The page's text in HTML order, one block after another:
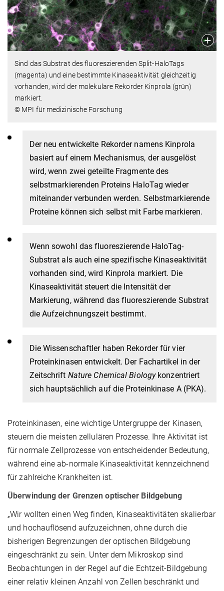
Sind das Substrat des fluoreszierenden Split-HaloTags
(magenta) und eine bestimmte Kinaseaktivität gleichzeitig
vorhanden, wird der molekulare Rekorder Kinprola (grün)
markiert.
© MPI für medizinische Forschung
Der neu entwickelte Rekorder namens Kinprola
basiert auf einem Mechanismus, der ausgelöst
wird, wenn zwei geteilte Fragmente des
selbstmarkierenden Proteins HaloTag wieder
miteinander verbunden werden. Selbstmarkierende
Proteine können sich selbst mit Farbe markieren.
Wenn sowohl das fluoreszierende HaloTag-
Substrat als auch eine spezifische Kinaseaktivität
vorhanden sind, wird Kinprola markiert. Die
Kinaseaktivität steuert die Intensität der
Markierung, während das fluoreszierende Substrat
die Aufzeichnungszeit bestimmt.
Die Wissenschaftler haben Rekorder für vier
Proteinkinasen entwickelt. Der Fachartikel in der
Zeitschrift Nature Chemical Biologykonzentriert
sich hauptsächlich auf die Proteinkinase A (PKA).
Proteinkinasen, eine wichtige Untergruppe der Kinasen,
steuern die meisten zellulären Prozesse. Ihre Aktivität ist
für normale Zellprozesse von entscheidender Bedeutung,
während eine ab-normale Kinaseaktivität kennzeichnend
für zahlreiche Krankheiten ist.
Überwindung der Grenzen optischer Bildgebung
„Wir wollten einen Weg finden, Kinaseaktivitäten skalierbar
und hochauflösend aufzuzeichnen, ohne durch die
bisherigen Begrenzungen der optischen Bildgebung
eingeschränkt zu sein. Unter dem Mikroskop sind
Beobachtungen in der Regel auf die Echtzeit-Bildgebung
einer relativ kleinen Anzahl von Zellen beschränkt und